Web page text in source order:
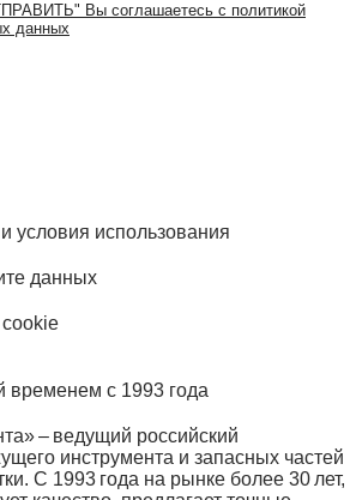
Вы соглашаетесь с политикой
данных
условия использования
данных
с 1993 года
– ведущий российский
инструмента и запасных частей
С 1993 года на рынке более 30 лет,